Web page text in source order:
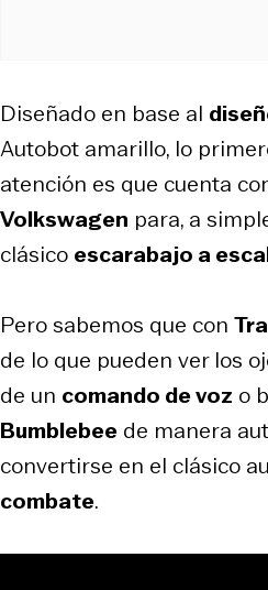
Diseñado en base al
Autobot amarillo, lo
atención es que cuenta
Volkswagen para, a
clásico escarabajo a
Pero sabemos que con
de lo que pueden ver los
de un comando de voz o
Bumblebee de manera
convertirse en el clásico
combate.